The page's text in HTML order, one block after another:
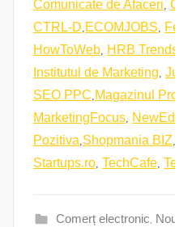
Comunicate de Afaceri,
CTRL-D,ECOMJOBS,
HowToWeb, HRB
Institutul de Marketing,
SEO PPC,Magazinul
MarketingFocus,
Pozitiva,Shopmania BIZ,
Startups.ro, TechCafe,
Comerț electronic,